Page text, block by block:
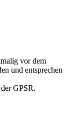
vor dem
und entsprechen
GPSR.